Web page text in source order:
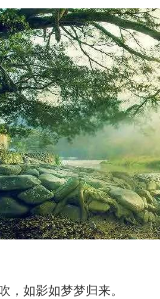
，如影如梦梦归来。